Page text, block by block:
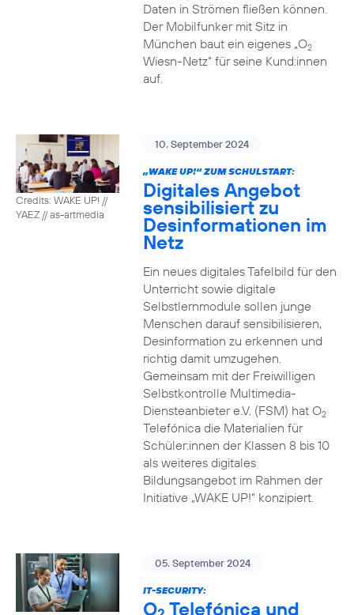
Daten in Strömen fließen können.
Der Mobilfunker mit Sitz in
München baut ein eigenes „O2
Wiesn-Netz“ für seine Kund:innen
auf.
Credits: WAKE UP! //
YAEZ // as-artmedia
10. September 2024
„WAKE UP!“ ZUM SCHULSTART:
Digitales Angebot
sensibilisiert zu
Desinformationen im
Netz
Ein neues digitales Tafelbild für den
Unterricht sowie digitale
Selbstlernmodule sollen junge
Menschen darauf sensibilisieren,
Desinformation zu erkennen und
richtig damit umzugehen.
Gemeinsam mit der Freiwilligen
Selbstkontrolle Multimedia-
Diensteanbieter e.V. (FSM) hat O2
Telefónica die Materialien für
Schüler:innen der Klassen 8 bis 10
als weiteres digitales
Bildungsangebot im Rahmen der
Initiative „WAKE UP!“ konzipiert.
05. September 2024
IT-SECURITY:
O Telefónica und